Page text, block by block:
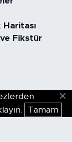
Fikstür
Tamam